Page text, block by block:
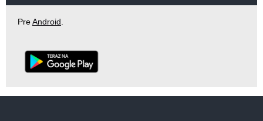
PreAndroid.